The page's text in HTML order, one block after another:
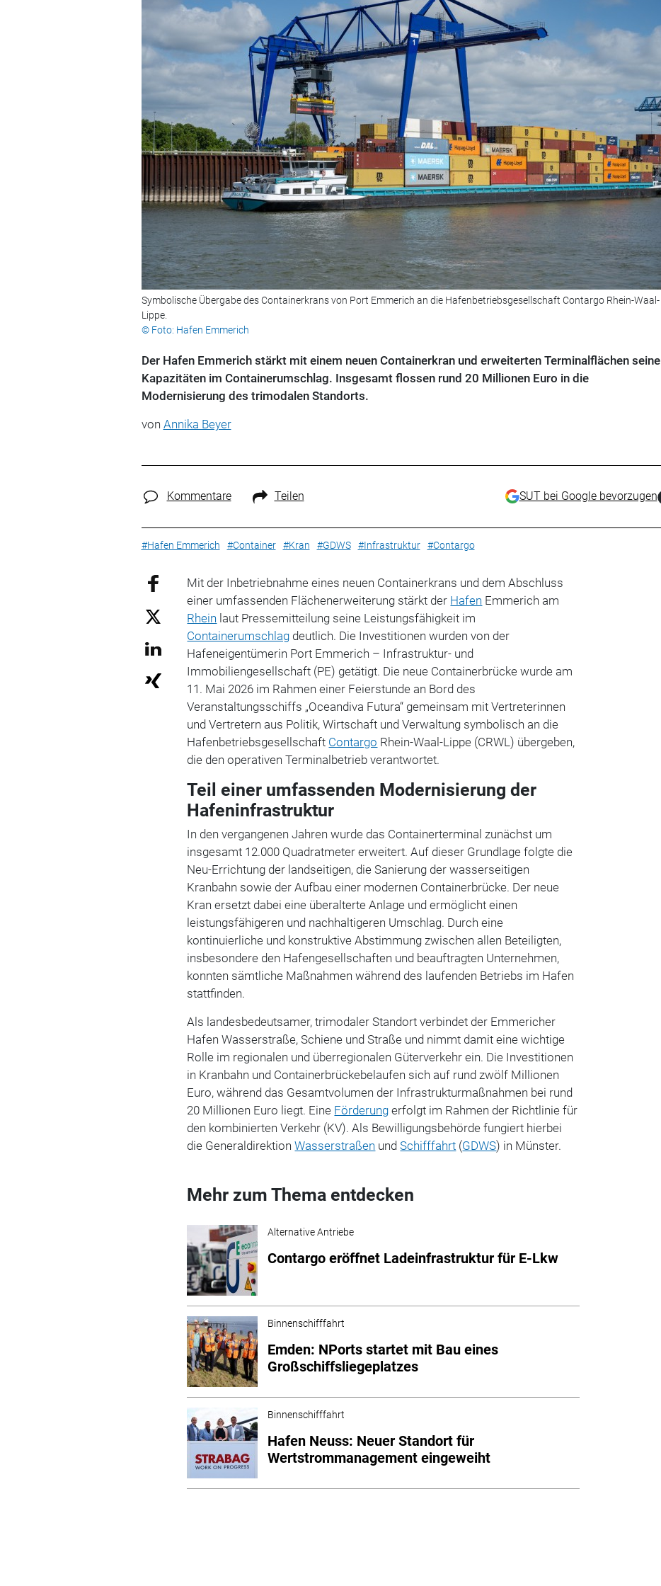
Symbolische Übergabe des Containerkrans von Port Emmerich an die Hafenbetriebsgesellschaft Contargo Rhein-Waal-
Lippe.
© Foto: Hafen Emmerich
Der Hafen Emmerich stärkt mit einem neuen Containerkran und erweiterten Terminalflächen seine
Kapazitäten im Containerumschlag. Insgesamt flossen rund 20 Millionen Euro in die
Modernisierung des trimodalen Standorts.
von Annika Beyer
Kommentare Teilen SUT bei Google bevorzugen
#Hafen Emmerich #Container #Kran #GDWS #Infrastruktur #Contargo
Mit der Inbetriebnahme eines neuen Containerkrans und dem Abschluss
einer umfassenden Flächenerweiterung stärkt der Hafen Emmerich am
Rhein laut Pressemitteilung seine Leistungsfähigkeit im
Containerumschlag deutlich. Die Investitionen wurden von der
Hafeneigentümerin Port Emmerich – Infrastruktur- und
Immobiliengesellschaft (PE) getätigt. Die neue Containerbrücke wurde am
11. Mai 2026 im Rahmen einer Feierstunde an Bord des
Veranstaltungsschiffs „Oceandiva Futura“ gemeinsam mit Vertreterinnen
und Vertretern aus Politik, Wirtschaft und Verwaltung symbolisch an die
Hafenbetriebsgesellschaft Contargo Rhein-Waal-Lippe (CRWL) übergeben,
die den operativen Terminalbetrieb verantwortet.
Teil einer umfassenden Modernisierung der
Hafeninfrastruktur
In den vergangenen Jahren wurde das Containerterminal zunächst um
insgesamt 12.000 Quadratmeter erweitert. Auf dieser Grundlage folgte die
Neu-Errichtung der landseitigen, die Sanierung der wasserseitigen
Kranbahn sowie der Aufbau einer modernen Containerbrücke. Der neue
Kran ersetzt dabei eine überalterte Anlage und ermöglicht einen
leistungsfähigeren und nachhaltigeren Umschlag. Durch eine
kontinuierliche und konstruktive Abstimmung zwischen allen Beteiligten,
insbesondere den Hafengesellschaften und beauftragten Unternehmen,
konnten sämtliche Maßnahmen während des laufenden Betriebs im Hafen
stattfinden.
Als landesbedeutsamer, trimodaler Standort verbindet der Emmericher
Hafen Wasserstraße, Schiene und Straße und nimmt damit eine wichtige
Rolle im regionalen und überregionalen Güterverkehr ein. Die Investitionen
in Kranbahn und Containerbrückebelaufen sich auf rund zwölf Millionen
Euro, während das Gesamtvolumen der Infrastrukturmaßnahmen bei rund
20 Millionen Euro liegt. Eine Förderung erfolgt im Rahmen der Richtlinie für
den kombinierten Verkehr (KV). Als Bewilligungsbehörde fungiert hierbei
die GeneraldirektionWasserstraßen undSchifffahrt (GDWS) in Münster.
Mehr zum Thema entdecken
Alternative Antriebe
Contargo eröffnet Ladeinfrastruktur für E-Lkw
Binnenschifffahrt
Emden: NPorts startet mit Bau eines
Großschiffsliegeplatzes
Binnenschifffahrt
Hafen Neuss: Neuer Standort für
Wertstrommanagement eingeweiht